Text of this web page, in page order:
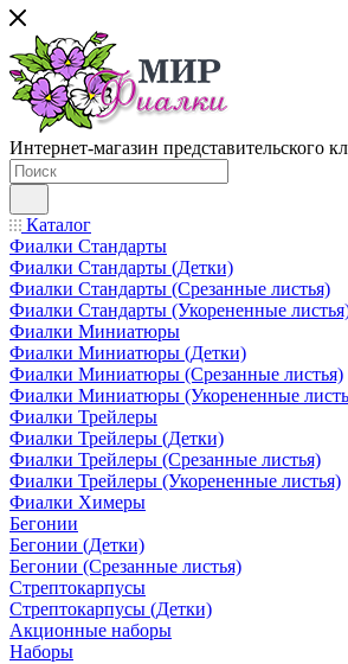
Интернет-магазин представительского
Каталог
Фиалки Стандарты
Фиалки Стандарты (Детки)
Фиалки Стандарты (Срезанные листья)
Фиалки Стандарты (Укорененные
Фиалки Миниатюры
Фиалки Миниатюры (Детки)
Фиалки Миниатюры (Срезанные листья)
Фиалки Миниатюры (Укорененные
Фиалки Трейлеры
Фиалки Трейлеры (Детки)
Фиалки Трейлеры (Срезанные листья)
Фиалки Трейлеры (Укорененные листья)
Фиалки Химеры
Бегонии
Бегонии (Детки)
Бегонии (Срезанные листья)
Стрептокарпусы
Стрептокарпусы (Детки)
Акционные наборы
Наборы